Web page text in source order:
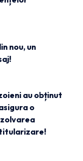
nou, un
au obținut
o